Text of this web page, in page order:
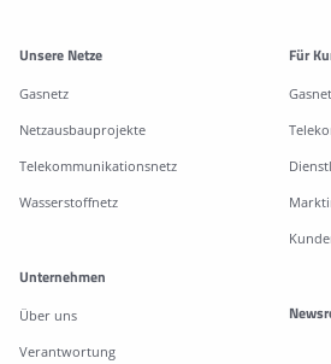
Weitere Informationen
Unsere Netze
Gasnetz
Netzausbauprojekte
Telekommunikationsnetz
Wasserstoffnetz
Für
Unternehmen
Über uns
Verantwortung